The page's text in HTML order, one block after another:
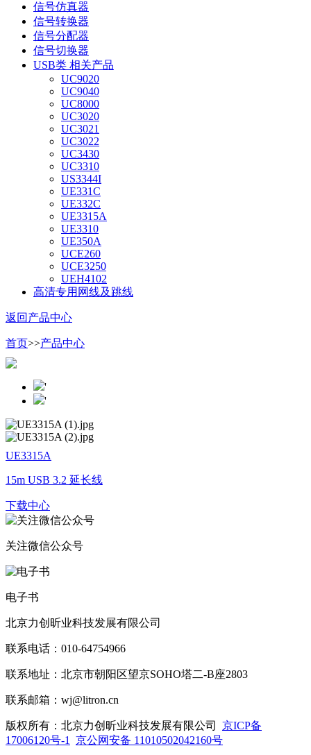
信号仿真器
信号转换器
信号分配器
信号切换器
USB类 相关产品
UC9020
UC9040
UC8000
UC3020
UC3021
UC3022
UC3430
UC3310
US3344I
UE331C
UE332C
UE3315A
UE3310
UE350A
UCE260
UCE3250
UEH4102
高清专用网线及跳线
返回产品中心
首页>>产品中心
'
'
UE3315A
15m USB 3.2 延长线
下载中心
关注微信公众号
电子书
北京力创昕业科技发展有限公司
联系电话：010-64754966
联系地址：北京市朝阳区望京SOHO塔二-B座2803
联系邮箱：wj@litron.cn
版权所有：北京力创昕业科技发展有限公司 京ICP备
17006120号-1
京公网安备 11010502042160号